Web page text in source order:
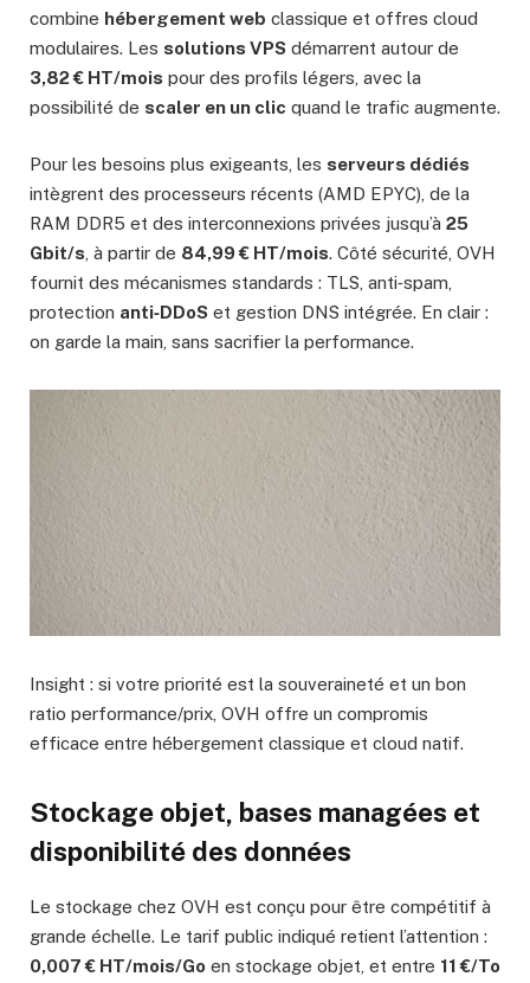
combine hébergement web classique et offres cloud
modulaires. Les solutions VPS démarrent autour de
3,82 € HT/mois pour des profils légers, avec la
possibilité de scaler en un clic quand le trafic augmente.
Pour les besoins plus exigeants, les serveurs dédiés
intègrent des processeurs récents (AMD EPYC), de la
RAM DDR5 et des interconnexions privées jusqu’à 25
Gbit/s , à partir de 84,99 € HT/mois. Côté sécurité, OVH
fournit des mécanismes standards : TLS, anti‑spam,
protection anti‑DDoS et gestion DNS intégrée. En clair :
on garde la main, sans sacrifier la performance.
Insight : si votre priorité est la souveraineté et un bon
ratio performance/prix, OVH offre un compromis
efficace entre hébergement classique et cloud natif.
Stockage objet, bases managées et
disponibilité des données
Le stockage chez OVH est conçu pour être compétitif à
grande échelle. Le tarif public indiqué retient l’attention :
0,007 € HT/mois/Go en stockage objet, et entre 11 €/To